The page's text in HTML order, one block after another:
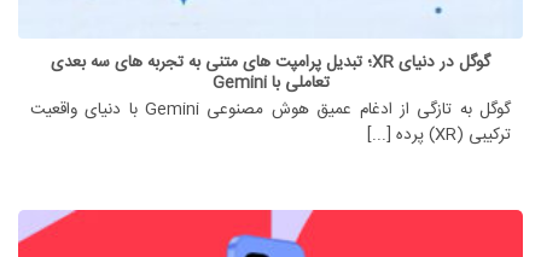
گوگل در دنیای XR؛ تبدیل پرامپت های متنی به تجربه های سه بعدی
تعاملی با Gemini
گوگل به تازگی از ادغام عمیق هوش مصنوعی Gemini با دنیای واقعیت
ترکیبی (XR) پرده [...]